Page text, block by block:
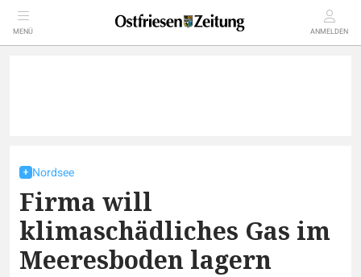
MENÜ ANMELDEN
Nordsee
Firma will
klimaschädliches Gas im
Meeresboden lagern